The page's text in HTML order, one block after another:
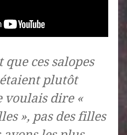
que ces salopes
plutôt
voulais dire «
», pas des filles